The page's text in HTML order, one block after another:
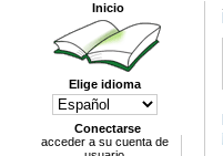
Inicio
Elige idioma
Conectarse
acceder a su cuenta de